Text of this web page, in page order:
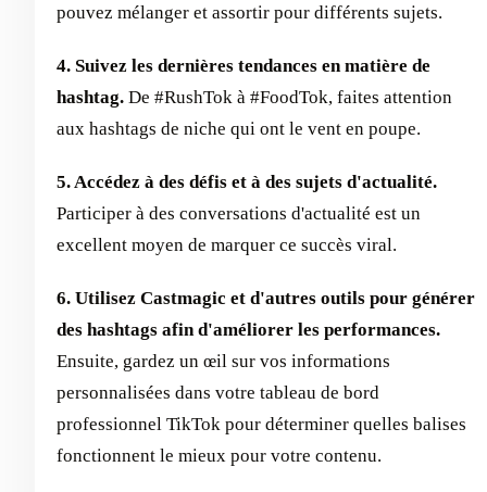
pouvez mélanger et assortir pour différents sujets.
4. Suivez les dernières tendances en matière de
hashtag. De #RushTok à #FoodTok, faites attention
aux hashtags de niche qui ont le vent en poupe.
5. Accédez à des défis et à des sujets d'actualité.
Participer à des conversations d'actualité est un
excellent moyen de marquer ce succès viral.
6. Utilisez Castmagic et d'autres outils pour générer
des hashtags afin d'améliorer les performances.
Ensuite, gardez un œil sur vos informations
personnalisées dans votre tableau de bord
professionnel TikTok pour déterminer quelles balises
fonctionnent le mieux pour votre contenu.